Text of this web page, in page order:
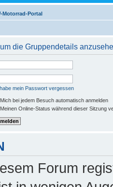
Motorrad-Portal
die Gruppendetails
mein Passwort vergessen
Mich bei jedem Besuch automatisch anmelden
Meinen Online-Status während dieser Sitzung
Forum